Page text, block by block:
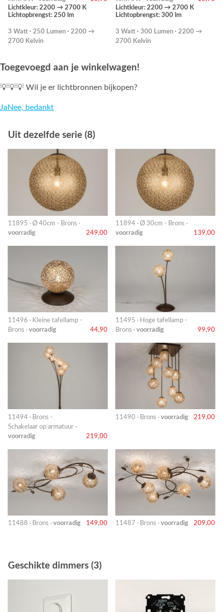
Lichtkleur: 2200 → 2700 K
Lichtopbrengst: 250 lm
3 Watt · 250 Lumen · 2200 →
2700 Kelvin
Lichtkleur: 2200 → 2700 K
Lichtopbrengst: 300 lm
3 Watt · 300 Lumen · 2200 →
2700 Kelvin
Toegevoegd aan je winkelwagen!
💡💡💡 Wil je er lichtbronnen bijkopen?
JaNee, bedankt
Uit dezelfde serie (8)
11895 · Ø 40cm - Brons ·
voorradig
249,00
11894 · Ø 30cm - Brons ·
voorradig
139,00
11496 · Kleine tafellamp -
Brons · voorradig 44,90
11495 · Hoge tafellamp -
Brons · voorradig 99,90
11494 · Brons -
Schakelaar op armatuur ·
voorradig
219,00
11490 · Brons · voorradig 219,00
11488 · Brons · voorradig 149,00 11487 · Brons · voorradig 209,00
Geschikte dimmers (3)